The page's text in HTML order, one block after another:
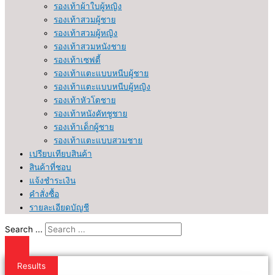
รองเท้าผ้าใบผู้หญิง
รองเท้าสวมผู้ชาย
รองเท้าสวมผู้หญิง
รองเท้าสวมหนังชาย
รองเท้าเซฟตี้
รองเท้าแตะแบบหนีบผู้ชาย
รองเท้าแตะแบบหนีบผู้หญิง
รองเท้าหัวโตชาย
รองเท้าหนังคัทชูชาย
รองเท้าเด็กผู้ชาย
รองเท้าแตะแบบสวมชาย
เปรียบเทียบสินค้า
สินค้าที่ชอบ
แจ้งชำระเงิน
คำสั่งซื้อ
รายละเอียดบัญชี
Search ...
Results